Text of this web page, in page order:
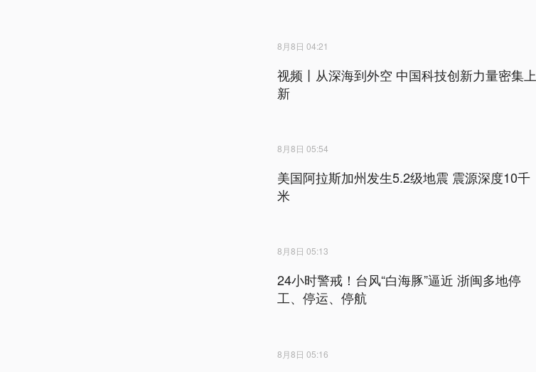
8月8日 04:21
视频丨从深海到外空 中国科技创新力量密集上
新
8月8日 05:54
美国阿拉斯加州发生5.2级地震 震源深度10千
米
8月8日 05:13
24小时警戒！台风“白海豚”逼近 浙闽多地停
工、停运、停航
8月8日 05:16